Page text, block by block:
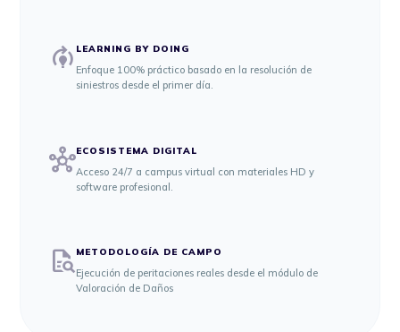
model_training LEARNING BY DOING
Enfoque 100% práctico basado en la resolución de
siniestros desde el primer día.
hubECOSISTEMA DIGITAL
Acceso 24/7 a campus virtual con materiales HD y
software profesional.
quick_reference_all METODOLOGÍA DE CAMPO
Ejecución de peritaciones reales desde el módulo de
Valoración de Daños